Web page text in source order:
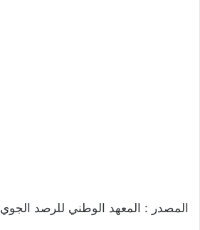
المصدر : المعهد الوطني للرصد الجوي